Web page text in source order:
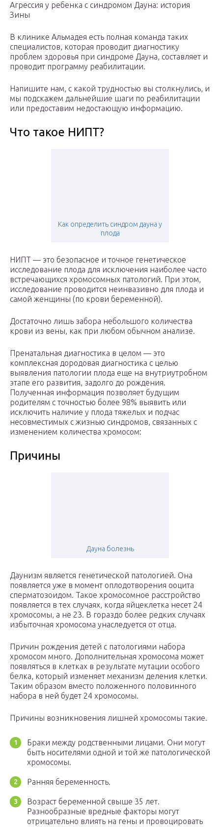
Агрессия у ребенка с синдромом Дауна: история
Зины
В клинике Альмадея есть полная команда таких
специалистов, которая проводит диагностику
проблем здоровья при синдроме Дауна, составляет и
проводит программу реабилитации.
Напишите нам, с какой трудностью вы столкнулись, и
мы подскажем дальнейшие шаги по реабилитации
или предоставим недостающую информацию.
Что такое НИПТ?
Как определить синдром дауна у
плода
НИПТ — это безопасное и точное генетическое
исследование плода для исключения наиболее часто
встречающихся хромосомных патологий. При этом,
исследование проводится неинвазивно для плода и
самой женщины (по крови беременной).
Достаточно лишь забора небольшого количества
крови из вены, как при любом обычном анализе.
Пренатальная диагностика в целом — это
комплексная дородовая диагностика с целью
выявления патологии плода еще на внутриутробном
этапе его развития, задолго до рождения.
Полученная информация позволяет будущим
родителям с точностью более 98% выявить или
исключить наличие у плода тяжелых и подчас
несовместимых с жизнью синдромов, связанных с
изменением количества хромосом:
Причины
Дауна болезнь
Даунизм является генетической патологией. Она
появляется уже в момент оплодотворения ооцита
сперматозоидом. Такое хромосомное расстройство
появляется в тех случаях, когда яйцеклетка несет 24
хромосомы, а не 23. В гораздо более редких случаях
избыточная хромосома унаследуется от отца.
Причин рождения детей с патологиями набора
хромосом много. Дополнительная хромосома может
появляться в клетках в результате мутации особого
белка, который изменяет механизм деления клетки.
Таким образом вместо положенного половинного
набора в ней будет 24 хромосомы.
Причины возникновения лишней хромосомы такие.
Браки между родственными лицами. Они могут
быть носителями одной и той же патологической
хромосомы.
Ранняя беременность.
Возраст беременной свыше 35 лет.
Разнообразные вредные факторы могут
отрицательно влиять на гены и провоцировать